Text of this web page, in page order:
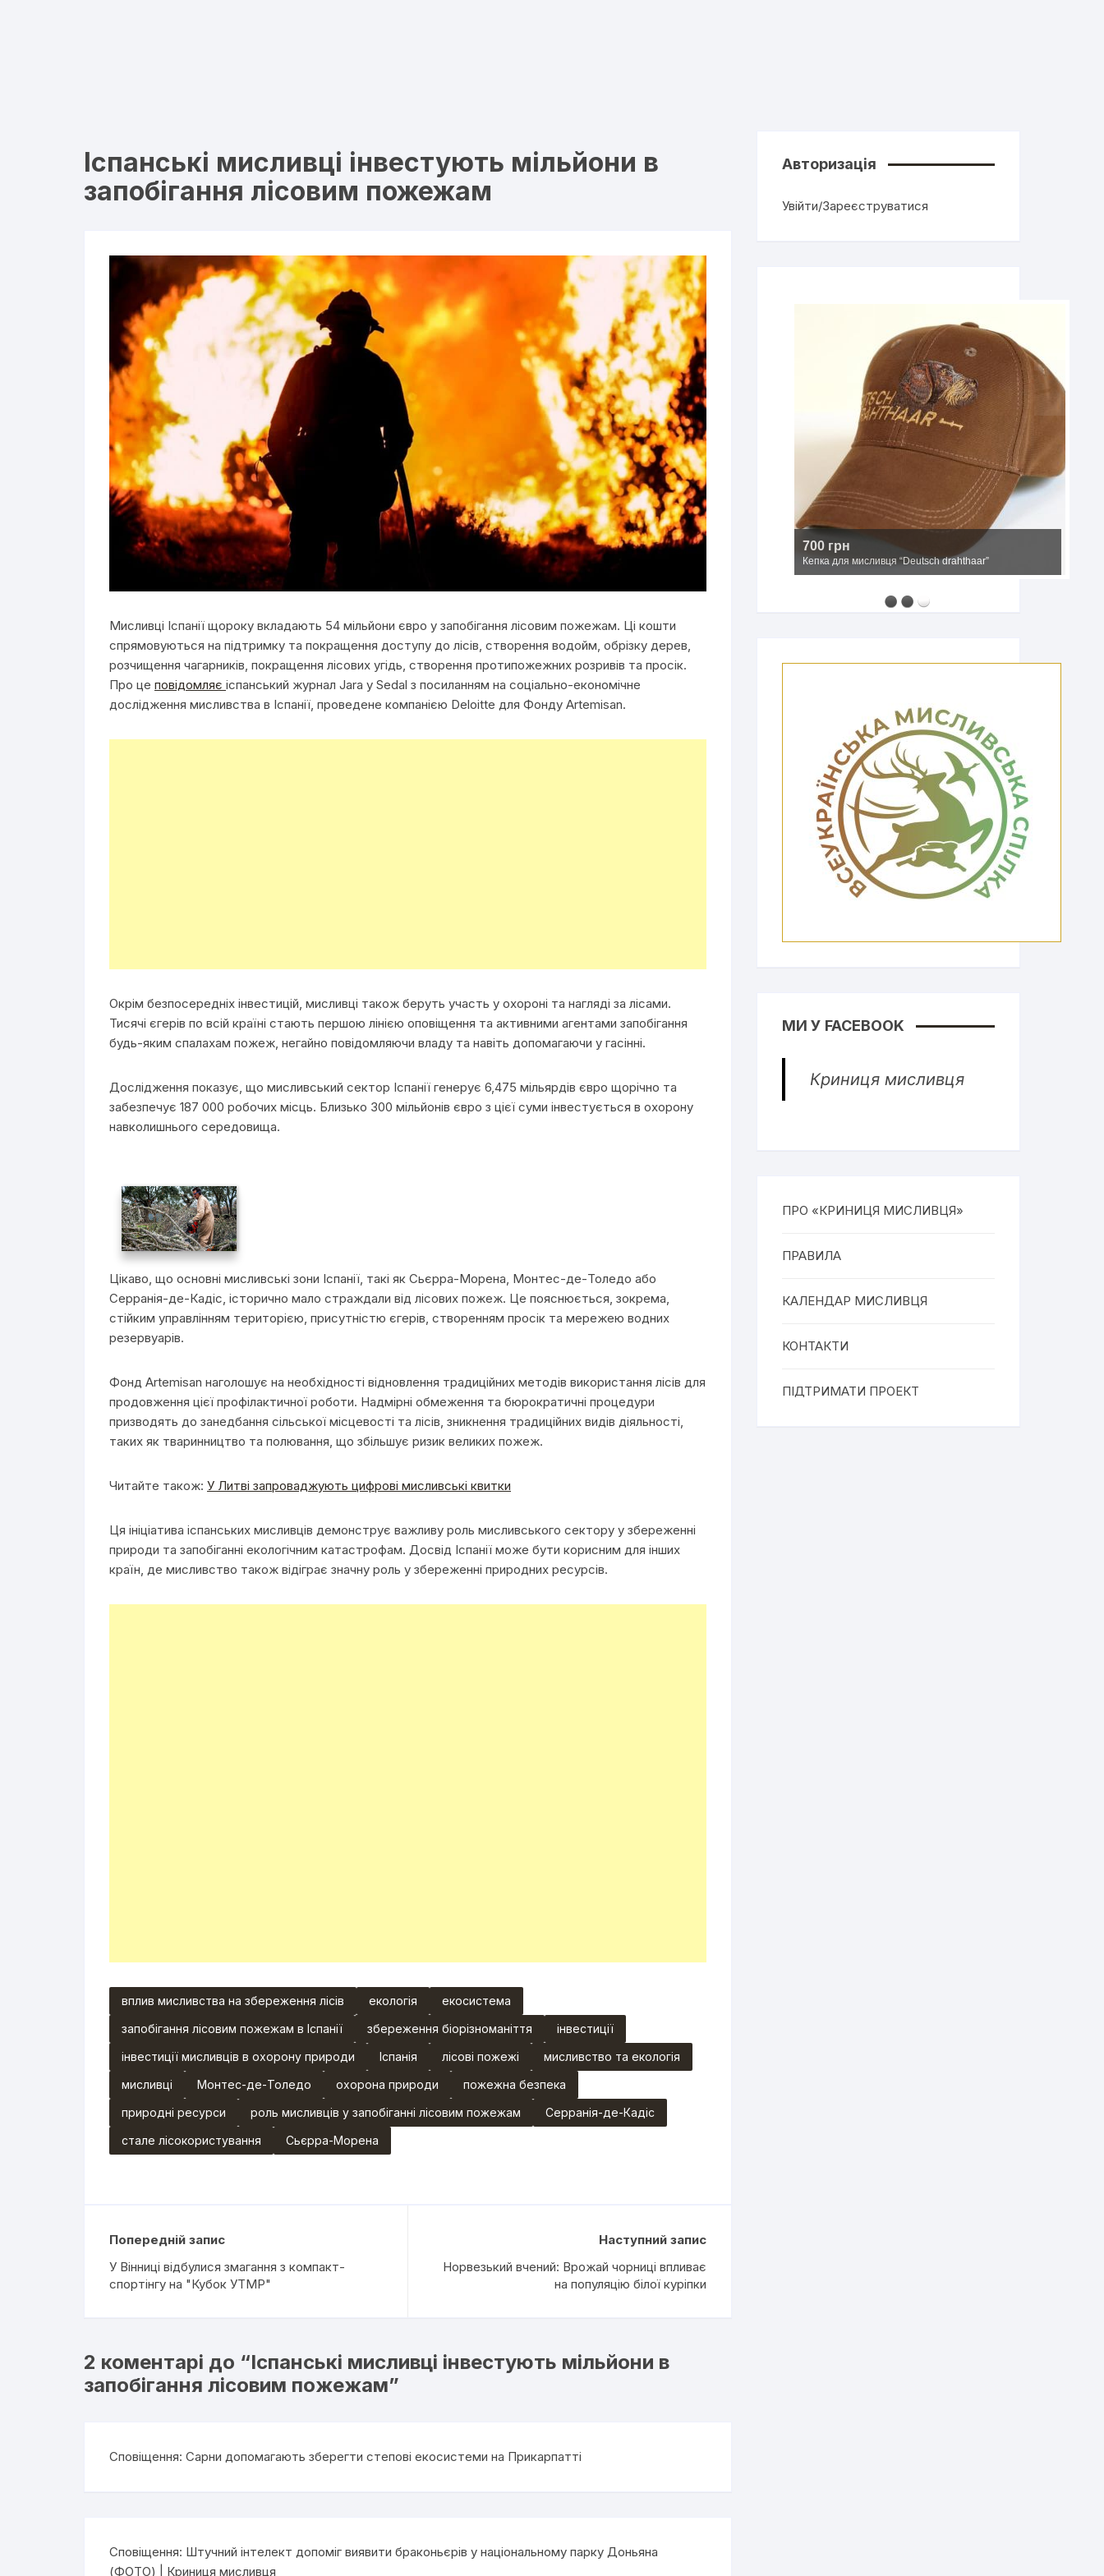
Іспанські мисливці інвестують мільйони в
запобігання лісовим пожежам
Мисливці Іспанії щороку вкладають 54 мільйони євро у запобігання лісовим пожежам. Ці кошти
спрямовуються на підтримку та покращення доступу до лісів, створення водойм, обрізку дерев,
розчищення чагарників, покращення лісових угідь, створення протипожежних розривів та просік.
Про це повідомляє іспанський журнал Jara y Sedal з посиланням на соціально-економічне
дослідження мисливства в Іспанії, проведене компанією Deloitte для Фонду Artemisan.
Окрім безпосередніх інвестицій, мисливці також беруть участь у охороні та нагляді за лісами.
Тисячі єгерів по всій країні стають першою лінією оповіщення та активними агентами запобігання
будь-яким спалахам пожеж, негайно повідомляючи владу та навіть допомагаючи у гасінні.
Дослідження показує, що мисливський сектор Іспанії генерує 6,475 мільярдів євро щорічно та
забезпечує 187 000 робочих місць. Близько 300 мільйонів євро з цієї суми інвестується в охорону
навколишнього середовища.
Цікаво, що основні мисливські зони Іспанії, такі як Сьєрра-Морена, Монтес-де-Толедо або
Серранія-де-Кадіс, історично мало страждали від лісових пожеж. Це пояснюється, зокрема,
стійким управлінням територією, присутністю єгерів, створенням просік та мережею водних
резервуарів.
Фонд Artemisan наголошує на необхідності відновлення традиційних методів використання лісів для
продовження цієї профілактичної роботи. Надмірні обмеження та бюрократичні процедури
призводять до занедбання сільської місцевості та лісів, зникнення традиційних видів діяльності,
таких як тваринництво та полювання, що збільшує ризик великих пожеж.
Читайте також: У Литві запроваджують цифрові мисливські квитки
Ця ініціатива іспанських мисливців демонструє важливу роль мисливського сектору у збереженні
природи та запобіганні екологічним катастрофам. Досвід Іспанії може бути корисним для інших
країн, де мисливство також відіграє значну роль у збереженні природних ресурсів.
вплив мисливства на збереження лісів екологія
екосистема
запобігання лісовим пожежам в Іспанії
збереження біорізноманіття
інвестиції
інвестиції мисливців в охорону природи
Іспанія лісові пожежі
мисливство та екологія
мисливці
Монтес-де-Толедо охорона природи
пожежна безпека
природні ресурси
роль мисливців у запобіганні лісовим пожежам
Серранія-де-Кадіс
стале лісокористування
Сьєрра-Морена
Попередній запис
У Вінниці відбулися змагання з компакт-
спортінгу на "Кубок УТМР"
Наступний запис
Норвезький вчений: Врожай чорниці впливає
на популяцію білої куріпки
2 коментарі до “Іспанські мисливці інвестують мільйони в
запобігання лісовим пожежам”
Сповіщення: Сарни допомагають зберегти степові екосистеми на Прикарпатті
Сповіщення: Штучний інтелект допоміг виявити браконьєрів у національному парку Доньяна
(ФОТО) | Криниця мисливця
Авторизація
Увійти/Зареєструватися
2500 грн
Мисливський капелюх з широкими полями
МИ У FACEBOOK
Криниця мисливця
ПРО «КРИНИЦЯ МИСЛИВЦЯ»
ПРАВИЛА
КАЛЕНДАР МИСЛИВЦЯ
КОНТАКТИ
ПІДТРИМАТИ ПРОЕКТ